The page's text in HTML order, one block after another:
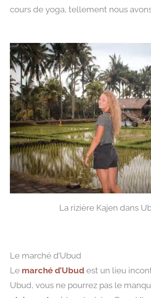
cours de yoga, tellement nous
La rizière Kajen dans
Le marché d’Ubud
Le marché d’Ubud est un lieu
Ubud, vous ne pourrez pas le